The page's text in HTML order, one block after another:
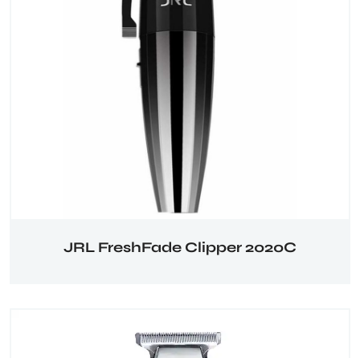
JRL FreshFade Clipper 2020C